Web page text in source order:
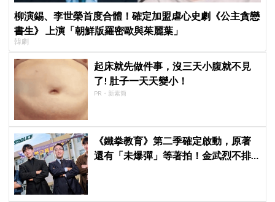
柳演錫、李世榮首度合體！確定加盟虐心史劇《公主貪戀
書生》 上演「朝鮮版羅密歐與茱麗葉」
韓劇
起床就先做件事，沒三天小腹就不見
了! 肚子一天天變小！
PR・新素簡
《鐵拳教育》第二季確定啟動，原著
還有「未爆彈」等著拍！金武烈不排